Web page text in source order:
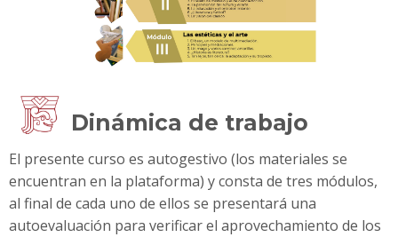
Dinámica de trabajo
El presente curso es autogestivo (los materiales se
encuentran en la plataforma) y consta de tres módulos,
al final de cada uno de ellos se presentará una
autoevaluación para verificar el aprovechamiento de los